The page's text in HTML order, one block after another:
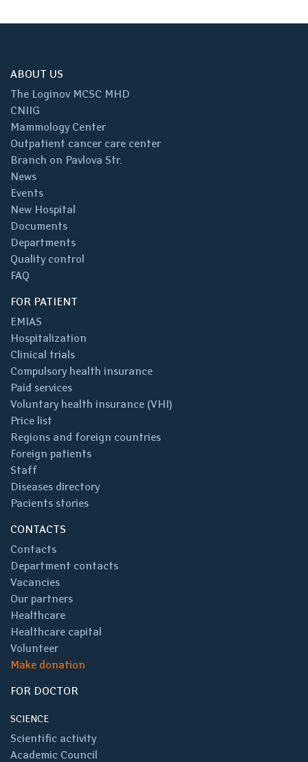
ABOUT US
The Loginov MCSC MHD
CNIIG
Mammology Center
Outpatient cancer care center
Branch on Pavlova Str.
News
Events
New Hospital
Documents
Departments
Quality control
FAQ
FOR PATIENT
EMIAS
Hospitalization
Clinical trials
Compulsory health insurance
Paid services
Voluntary health insurance (VHI)
Price list
Regions and foreign countries
Foreign patients
Staff
Diseases directory
Pacients stories
CONTACTS
Contacts
Department contacts
Vacancies
Our partners
Healthcare
Healthcare capital
Volunteer
Make donation
FOR DOCTOR
SCIENCE
Scientific activity
Academic Council